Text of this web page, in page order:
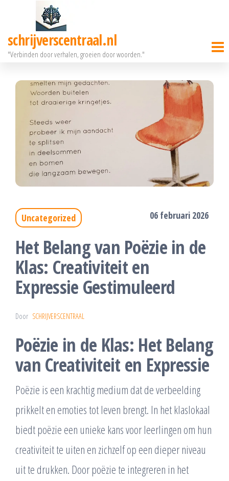
deschrijverscentraal.nl
"Verbinden door verhalen, groeien door woorden."
Uncategorized 06 februari 2026
Het Belang van Poëzie in de
Klas: Creativiteit en
Expressie Gestimuleerd
Door SCHRIJVERSCENTRAAL
Poëzie in de Klas: Het Belang
van Creativiteit en Expressie
Poëzie is een krachtig medium dat de verbeelding
prikkelt en emoties tot leven brengt. In het klaslokaal
biedt poëzie een unieke kans voor leerlingen om hun
creativiteit te uiten en zichzelf op een dieper niveau
uit te drukken. Door poëzie te integreren in het